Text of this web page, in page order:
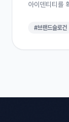
아이덴티티를
#브랜드슬로건